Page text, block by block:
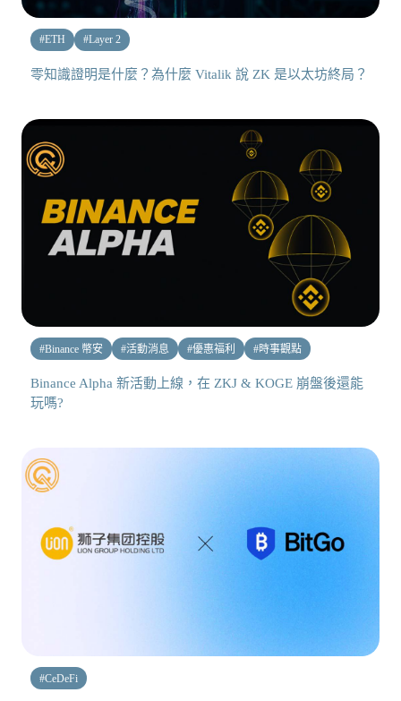
#ETH #Layer 2
零知識證明是什麼？為什麼 Vitalik 說 ZK 是以太坊終局？
#Binance 幣安 #活動消息 #優惠福利 #時事觀點
Binance Alpha 新活動上線，在 ZKJ & KOGE 崩盤後還能
玩嗎?
#CeDeFi